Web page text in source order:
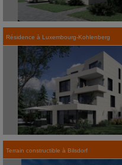
Résidence à Luxembourg-Kohlenberg
Terrain constructible à Bilsdorf